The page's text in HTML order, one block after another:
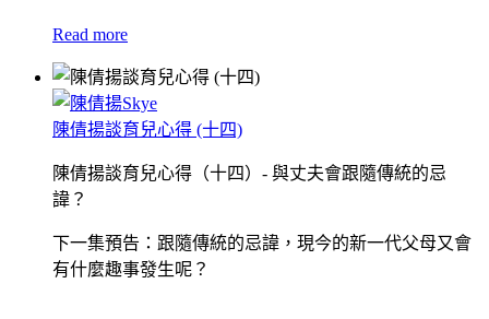
Read more
陳倩揚談育兒心得 (十四)
陳倩揚談育兒心得（十四）- 與丈夫會跟隨傳統的忌
諱？
下一集預告：跟隨傳統的忌諱，現今的新一代父母又會
有什麼趣事發生呢？